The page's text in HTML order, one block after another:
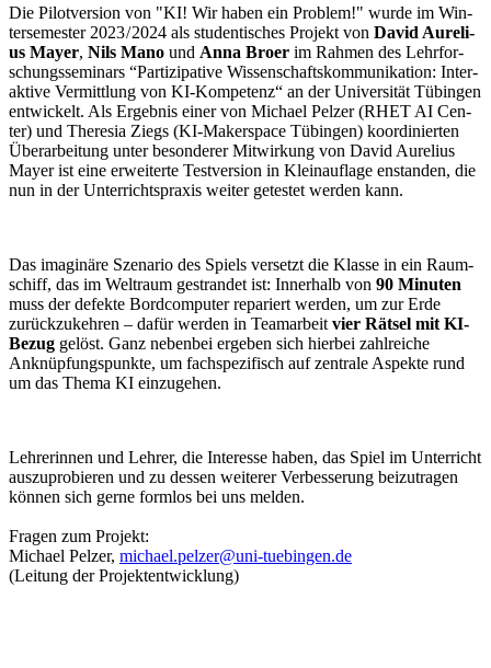
Die Pilot­ver­si­on von "KI! Wir haben ein Pro­blem!" wur­de im Win­
ter­se­mes­ter 2023 / 2024 als stu­den­ti­sches Pro­jekt von David Aure­li­
us May­er, Nils Mano und Anna Broer im Rah­men des Lehr­for­
schungs­se­mi­nars “Par­ti­zi­pa­ti­ve Wis­sen­schafts­kom­mu­ni­ka­ti­on: Inter­
ak­ti­ve Ver­mitt­lung von KI-Kom­pe­tenz“ an der Uni­ver­si­tät Tübin­gen
ent­wi­ckelt. Als Ergeb­nis einer von Micha­el Pel­zer (RHET AI Cen­
ter) und The­re­sia Ziegs (KI-Maker­space Tübin­gen) koor­di­nier­ten
Über­ar­bei­tung unter beson­de­rer Mit­wir­kung von David Aure­li­us
May­er ist eine erwei­ter­te Test­ver­si­on in Klein­auf­la­ge enstan­den, die
nun in der Unter­richts­pra­xis wei­ter getes­tet wer­den kann.
Das ima­gi­nä­re Sze­na­rio des Spiels ver­setzt die Klas­se in ein Raum­
schiff, das im Welt­raum gestran­det ist: Inner­halb von 90 Minu­ten
muss der defek­te Bord­com­pu­ter repa­riert wer­den, um zur Erde
zurück­zu­keh­ren – dafür wer­den in Team­ar­beitvier Rät­sel mit KI-
Bezug gelöst. Ganz neben­bei erge­ben sich hier­bei zahl­rei­che
Anknüp­fungs­punk­te, um fach­spe­zi­fisch auf zen­tra­le Aspek­te rund
um das The­ma KI einzugehen.
Leh­re­rin­nen und Leh­rer, die Inter­es­se haben, das Spiel im Unter­richt
aus­zu­pro­bie­ren und zu des­sen wei­te­rer Ver­bes­se­rung bei­zu­tra­gen
kön­nen sich ger­ne form­los bei uns mel­den.
Fra­gen zum Pro­jekt:
Micha­el Pel­zer, michael.pelzer@uni-tuebingen.de
(Lei­tung der Projektentwicklung)